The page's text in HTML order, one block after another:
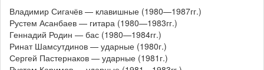
Владимир Сигачёв — клавишные (1980—1987гг.)
Рустем Асанбаев — гитара (1980—1983гг.)
Геннадий Родин — бас (1980—1984гг.)
Ринат Шамсутдинов — ударные (1980г.)
Сергей Пастернаков — ударные (1981г.)